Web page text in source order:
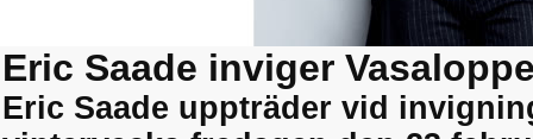
Eric Saade inviger
Eric Saade uppträder vid